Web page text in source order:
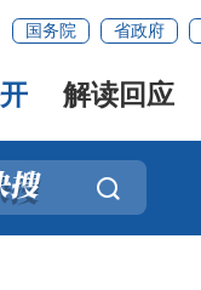
国务院 省政府
解读回应